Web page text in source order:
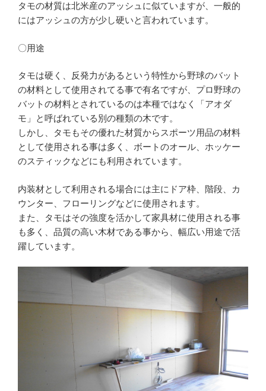
タモの材質は北米産のアッシュに似ていますが、一般的
にはアッシュの方が少し硬いと言われています。
〇用途
タモは硬く、反発力があるという特性から野球のバット
の材料として使用されてる事で有名ですが、プロ野球の
バットの材料とされているのは本種ではなく「アオダ
モ」と呼ばれている別の種類の木です。
しかし、タモもその優れた材質からスポーツ用品の材料
として使用される事は多く、ボートのオール、ホッケー
のスティックなどにも利用されています。
内装材として利用される場合には主にドア枠、階段、カ
ウンター、フローリングなどに使用されます。
また、タモはその強度を活かして家具材に使用される事
も多く、品質の高い木材である事から、幅広い用途で活
躍しています。